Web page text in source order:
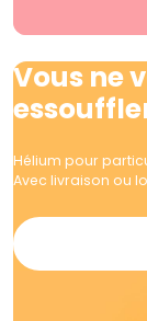
Vous ne
Hélium pour
Avec livraison ou